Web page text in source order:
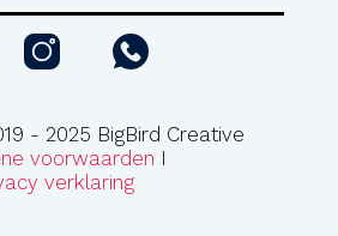
- 2025 BigBird Creative
voorwaarden I
verklaring